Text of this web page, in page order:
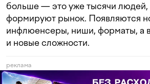
больше — это уже тысячи людей,
формируют рынок. Появляются
инфлюенсеры, ниши, форматы, а
и новые сложности.
реклама